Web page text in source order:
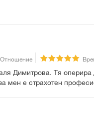
Отношение
Димитрова. Тя оперира
мен е страхотен